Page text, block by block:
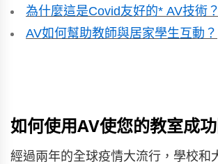
為什麼這是Covid友好的* AV技術？
AV如何幫助教師與居家學生互動？
如何使用AV使您的教室成
經過兩年的全球疫情大流行，學校和